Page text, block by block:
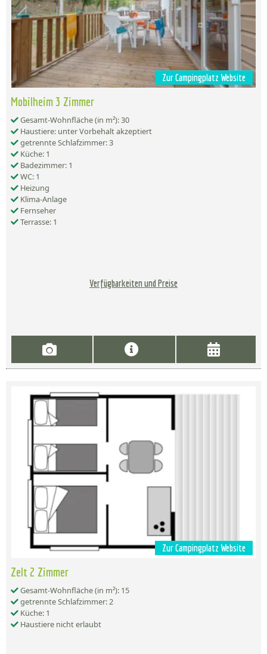
Zur Campingplatz Website
Mobilheim 3 Zimmer
Gesamt-Wohnfläche (in m²): 30
Haustiere: unter Vorbehalt akzeptiert
getrennte Schlafzimmer: 3
Küche: 1
Badezimmer: 1
WC: 1
Heizung
Klima-Anlage
Fernseher
Terrasse: 1
Verfügbarkeiten und Preise
Zur Campingplatz Website
Zelt 2 Zimmer
Gesamt-Wohnfläche (in m²): 15
getrennte Schlafzimmer: 2
Küche: 1
Haustiere nicht erlaubt